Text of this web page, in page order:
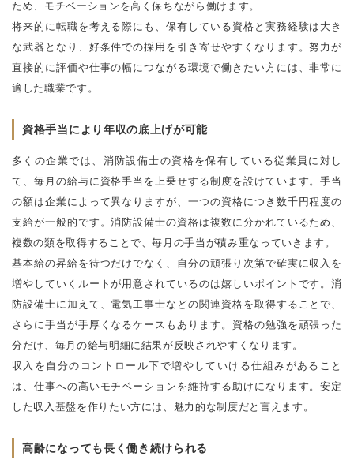
ため、モチベーションを高く保ちながら働けます。
将来的に転職を考える際にも、保有している資格と実務経験は大き
な武器となり、好条件での採用を引き寄せやすくなります。努力が
直接的に評価や仕事の幅につながる環境で働きたい方には、非常に
適した職業です。
資格手当により年収の底上げが可能
多くの企業では、消防設備士の資格を保有している従業員に対し
て、毎月の給与に資格手当を上乗せする制度を設けています。手当
の額は企業によって異なりますが、一つの資格につき数千円程度の
支給が一般的です。消防設備士の資格は複数に分かれているため、
複数の類を取得することで、毎月の手当が積み重なっていきます。
基本給の昇給を待つだけでなく、自分の頑張り次第で確実に収入を
増やしていくルートが用意されているのは嬉しいポイントです。消
防設備士に加えて、電気工事士などの関連資格を取得することで、
さらに手当が手厚くなるケースもあります。資格の勉強を頑張った
分だけ、毎月の給与明細に結果が反映されやすくなります。
収入を自分のコントロール下で増やしていける仕組みがあること
は、仕事への高いモチベーションを維持する助けになります。安定
した収入基盤を作りたい方には、魅力的な制度だと言えます。
高齢になっても長く働き続けられる